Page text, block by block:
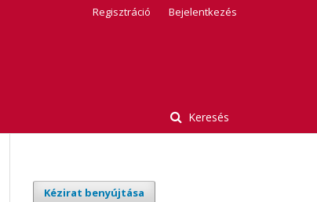
Keresés
Regisztráció Bejelentkezés
Kézirat benyújtása